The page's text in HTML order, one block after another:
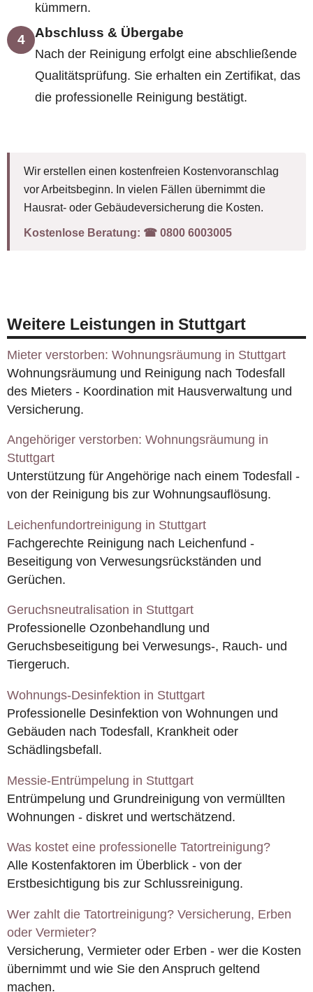
kümmern.
4 Abschluss & Übergabe
Nach der Reinigung erfolgt eine abschließende
Qualitätsprüfung. Sie erhalten ein Zertifikat, das
die professionelle Reinigung bestätigt.
Wir erstellen einen kostenfreien Kostenvoranschlag
vor Arbeitsbeginn. In vielen Fällen übernimmt die
Hausrat- oder Gebäudeversicherung die Kosten.
Kostenlose Beratung: ☎︎ 0800 6003005
Weitere Leistungen in Stuttgart
Mieter verstorben: Wohnungsräumung in Stuttgart
Wohnungsräumung und Reinigung nach Todesfall
des Mieters - Koordination mit Hausverwaltung und
Versicherung.
Angehöriger verstorben: Wohnungsräumung in
Stuttgart
Unterstützung für Angehörige nach einem Todesfall -
von der Reinigung bis zur Wohnungsauflösung.
Leichenfundortreinigung in Stuttgart
Fachgerechte Reinigung nach Leichenfund -
Beseitigung von Verwesungsrückständen und
Gerüchen.
Geruchsneutralisation in Stuttgart
Professionelle Ozonbehandlung und
Geruchsbeseitigung bei Verwesungs-, Rauch- und
Tiergeruch.
Wohnungs-Desinfektion in Stuttgart
Professionelle Desinfektion von Wohnungen und
Gebäuden nach Todesfall, Krankheit oder
Schädlingsbefall.
Messie-Entrümpelung in Stuttgart
Entrümpelung und Grundreinigung von vermüllten
Wohnungen - diskret und wertschätzend.
Was kostet eine professionelle Tatortreinigung?
Alle Kostenfaktoren im Überblick - von der
Erstbesichtigung bis zur Schlussreinigung.
Wer zahlt die Tatortreinigung? Versicherung, Erben
oder Vermieter?
Versicherung, Vermieter oder Erben - wer die Kosten
übernimmt und wie Sie den Anspruch geltend
machen.